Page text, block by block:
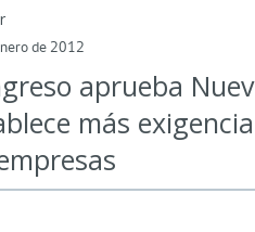
de 2012
aprueba
más